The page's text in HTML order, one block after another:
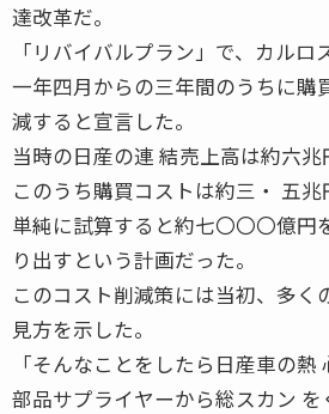
達改革だ。
「リバイバルプラン」で、カルロ
一年四月からの三年間のうちに購
減すると宣言した。
当時の日産の連 結売上高は約六兆
このうち購買コストは約三・ 五兆
単純に試算すると約七〇〇〇億円
り出すという計画だった。
このコスト削減策には当初、多く
見方を示した。
「そんなことをしたら日産車の熱
部品サプライヤーから総スカン